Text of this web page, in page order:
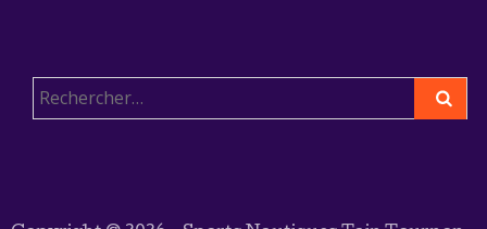
Rechercher :